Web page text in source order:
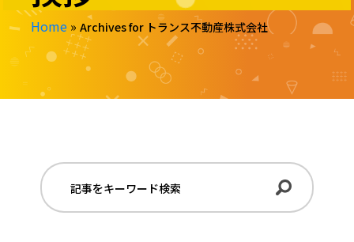
Home » Archives for トランス不動産株式会社